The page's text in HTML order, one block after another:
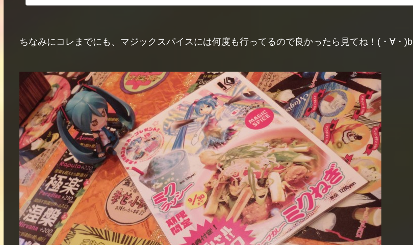
ちなみにコレまでにも、マジックスパイスには何度も行ってるので良かったら見てね！(・∀・)b